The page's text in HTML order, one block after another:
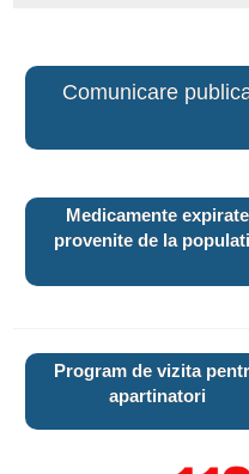
Comunicare
Medicamente expirate
provenite de la
Program de vizita
apartinatori